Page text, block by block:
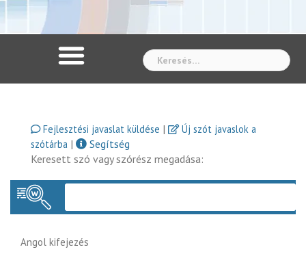
Fejlesztési javaslat küldése |
Új szót javaslok a
szótárba |
Segítség
Keresett szó vagy szórész megadása:
Angol kifejezés